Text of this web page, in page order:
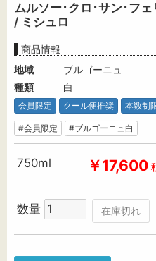
ムルソー･クロ･サン･フ
/ ミシュロ
商品情報
地域
ブルゴーニュ
種類
白
会員限定 クール便推奨 本数制
#会員限定 #ブルゴーニュ白
750ml ￥17,600
数量 在庫切れ